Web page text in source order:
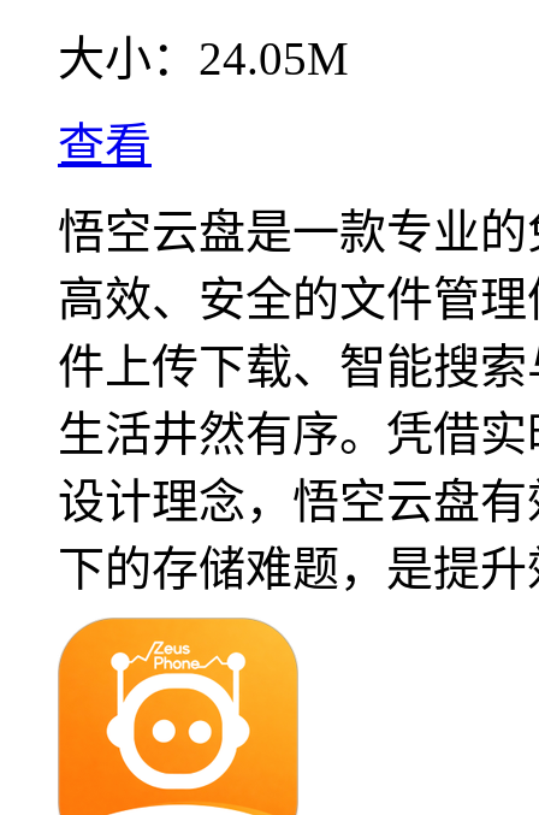
大小： 24.05M
查看
悟空云盘是一款专业
高效、安全的文件管
件上传下载、智能搜
生活井然有序。凭借
设计理念，悟空云盘
下的存储难题，是提